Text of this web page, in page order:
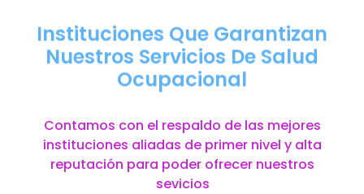
Instituciones Que Garantizan
Nuestros Servicios De Salud
Ocupacional
Contamos con el respaldo de las mejores
instituciones aliadas de primer nivel y alta
reputación para poder ofrecer nuestros
sevicios